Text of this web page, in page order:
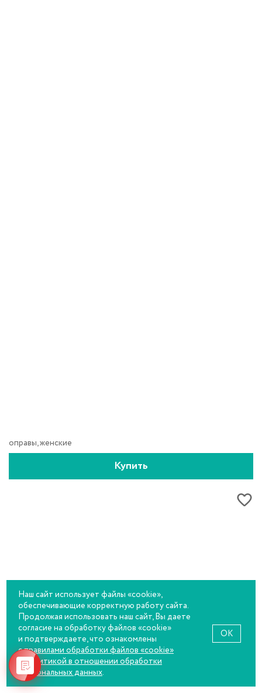
оправы, женские
Купить
Наш сайт использует файлы «cookie»,
обеспечивающие корректную работу сайта.
Продолжая использовать наш сайт, Вы даете
согласие на обработку файлов «cookie»
и подтверждаете, что ознакомлены
с правилами обработки файлов «cookie»
иполитикой в отношении обработки
персональных данных.
OK